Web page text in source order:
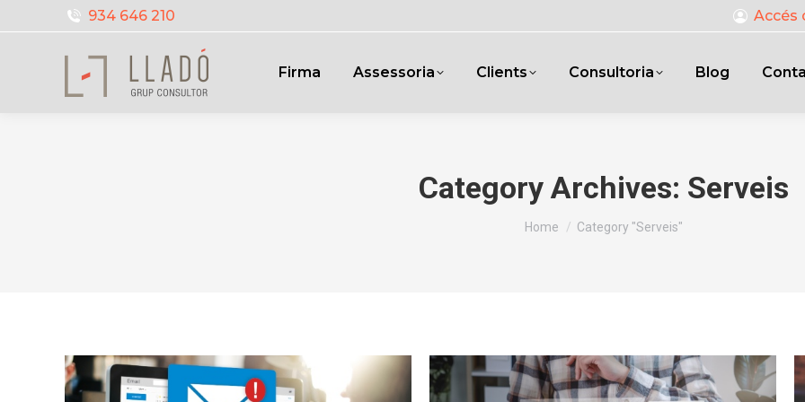
934 646 210 Accés
Firma Assessoria Clients Consultoria Blog
Category Archives: Serveis
You are here:
Home Category "Serveis"